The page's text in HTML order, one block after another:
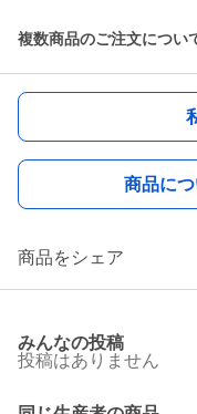
複数商品のご注文につい
商品に
商品をシェア
みんなの投稿
投稿はありません